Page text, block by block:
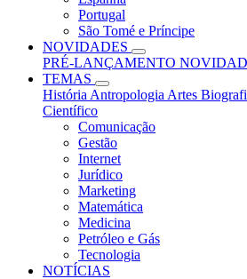
Portugal
São Tomé e Príncipe
NOVIDADES
PRÉ-LANÇAMENTO
TEMAS
História Antropologia Artes
Científico
Comunicação
Gestão
Internet
Jurídico
Marketing
Matemática
Medicina
Petróleo e Gás
Tecnologia
NOTÍCIAS